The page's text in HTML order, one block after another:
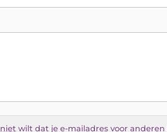
nietwilt dat je e-mailadres voor